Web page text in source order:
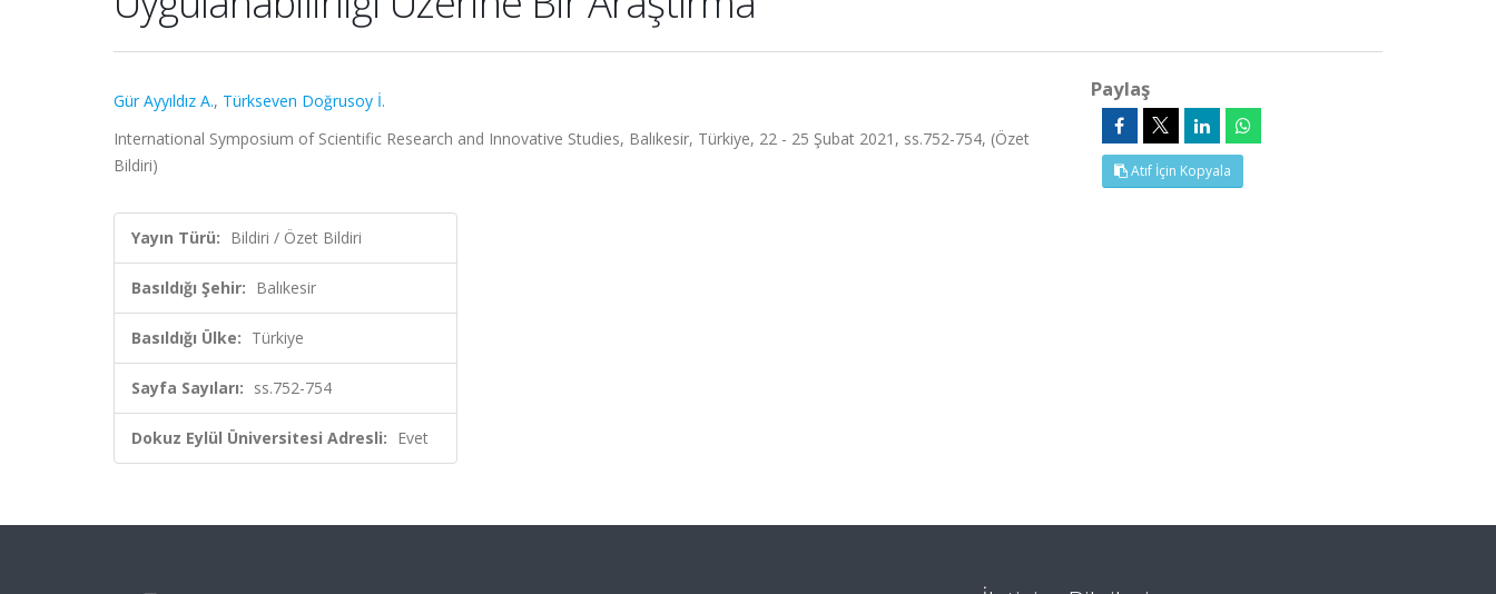
Gür Ayyıldız A., Türkseven Doğrusoy İ.
International Symposium of Scientific Research and Innovative Studies, Balıkesir, Türkiye, 22 - 25 Şubat 2021, ss.752-754, (Özet
Bildiri)
Yayın Türü: Bildiri / Özet Bildiri
Basıldığı Şehir: Balıkesir
Basıldığı Ülke: Türkiye
Sayfa Sayıları: ss.752-754
Dokuz Eylül Üniversitesi Adresli: Evet
Paylaş
Atıf İçin Kopyala